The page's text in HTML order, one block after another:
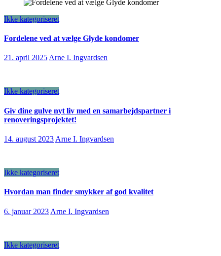
Ikke kategoriseret
Fordelene ved at vælge Glyde kondomer
21. april 2025Arne I. Ingvardsen
Ikke kategoriseret
Giv dine gulve nyt liv med en samarbejdspartner i
renoveringsprojektet!
14. august 2023 Arne I. Ingvardsen
Ikke kategoriseret
Hvordan man finder smykker af god kvalitet
6. januar 2023 Arne I. Ingvardsen
Ikke kategoriseret